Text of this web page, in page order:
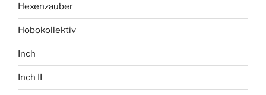
Hexenzauber
Hobokollektiv
Inch
Inch II